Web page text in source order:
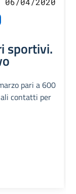
sportivi.
pari a 600
contatti per